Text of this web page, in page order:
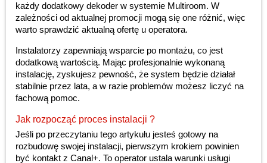
każdy dodatkowy dekoder w systemie Multiroom. W
zależności od aktualnej promocji mogą się one różnić, więc
warto sprawdzić aktualną ofertę u operatora.
Instalatorzy zapewniają wsparcie po montażu, co jest
dodatkową wartością. Mając profesjonalnie wykonaną
instalację, zyskujesz pewność, że system będzie działał
stabilnie przez lata, a w razie problemów możesz liczyć na
fachową pomoc.
Jak rozpocząć proces instalacji ?
Jeśli po przeczytaniu tego artykułu jesteś gotowy na
rozbudowę swojej instalacji, pierwszym krokiem powinien
być kontakt z Canal+. To operator ustala warunki usługi